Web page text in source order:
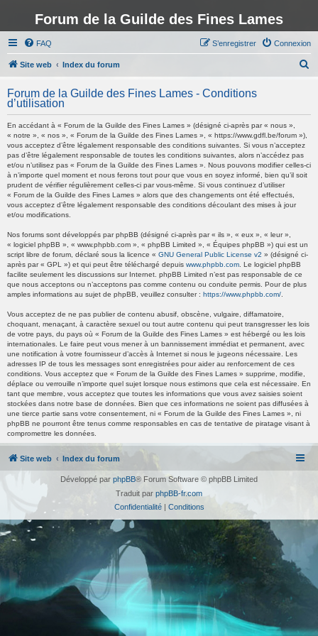
Forum de la Guilde des Fines Lames
FAQ Connexion
S’enregistrer
Site web Index du forum
h
c
Forum de la Guilde des Fines Lames - Conditions
d’utilisation
En accédant à « Forum de la Guilde des Fines Lames » (désigné ci-après par « nous »,
« notre », « nos », « Forum de la Guilde des Fines Lames », « https://www.gdfl.be/forum »),
vous acceptez d’être légalement responsable des conditions suivantes. Si vous n’acceptez
pas d’être légalement responsable de toutes les conditions suivantes, alors n’accédez pas
et/ou n’utilisez pas « Forum de la Guilde des Fines Lames ». Nous pouvons modifier celles-ci
à n’importe quel moment et nous ferons tout pour que vous en soyez informé, bien qu’il soit
prudent de vérifier régulièrement celles-ci par vous-même. Si vous continuez d’utiliser
« Forum de la Guilde des Fines Lames » alors que des changements ont été effectués,
vous acceptez d’être légalement responsable des conditions découlant des mises à jour
et/ou modifications.
Nos forums sont développés par phpBB (désigné ci-après par « ils », « eux », « leur »,
« logiciel phpBB », « www.phpbb.com », « phpBB Limited », « Équipes phpBB ») qui est un
script libre de forum, déclaré sous la licence « GNU General Public License v2 » (désigné ci-
après par « GPL ») et qui peut être téléchargé depuis www.phpbb.com . Le logiciel phpBB
facilite seulement les discussions sur Internet. phpBB Limited n’est pas responsable de ce
que nous acceptons ou n’acceptons pas comme contenu ou conduite permis. Pour de plus
amples informations au sujet de phpBB, veuillez consulter : https://www.phpbb.com/
Vous acceptez de ne pas publier de contenu abusif, obscène, vulgaire, diffamatoire,
choquant, menaçant, à caractère sexuel ou tout autre contenu qui peut transgresser les lois
de votre pays, du pays où « Forum de la Guilde des Fines Lames » est hébergé ou les lois
internationales. Le faire peut vous mener à un bannissement immédiat et permanent, avec
une notification à votre fournisseur d’accès à Internet si nous le jugeons nécessaire. Les
adresses IP de tous les messages sont enregistrées pour aider au renforcement de ces
conditions. Vous acceptez que « Forum de la Guilde des Fines Lames » supprime, modifie,
déplace ou verrouille n’importe quel sujet lorsque nous estimons que cela est nécessaire. En
tant que membre, vous acceptez que toutes les informations que vous avez saisies soient
stockées dans notre base de données. Bien que ces informations ne soient pas diffusées à
une tierce partie sans votre consentement, ni « Forum de la Guilde des Fines Lames », ni
phpBB ne pourront être tenus comme responsables en cas de tentative de piratage visant à
compromettre les données.
Site web Index du forum
Développé par phpBB® Forum Software © phpBB Limited
Traduit par phpBB-fr.com
Confidentialité| Conditions